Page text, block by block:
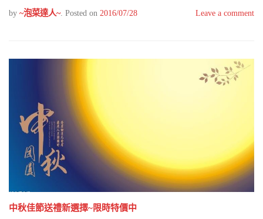
by ~泡菜達人~ Posted on 2016/07/28 Leave a comment
中秋佳節送禮新選擇~限時特價中